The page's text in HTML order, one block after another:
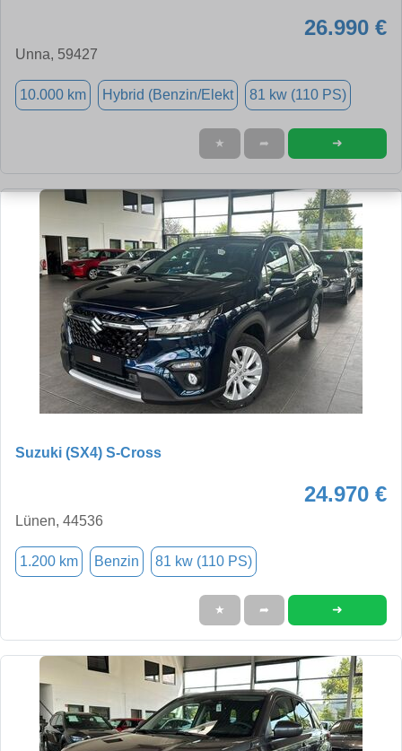
26.990 €
Unna, 59427
10.000 km Hybrid (Benzin/Elekt 81 kw (110 PS)
★ ➦ ➜
Suzuki (SX4) S-Cross
24.970 €
Lünen, 44536
1.200 km Benzin 81 kw (110 PS)
★ ➦ ➜